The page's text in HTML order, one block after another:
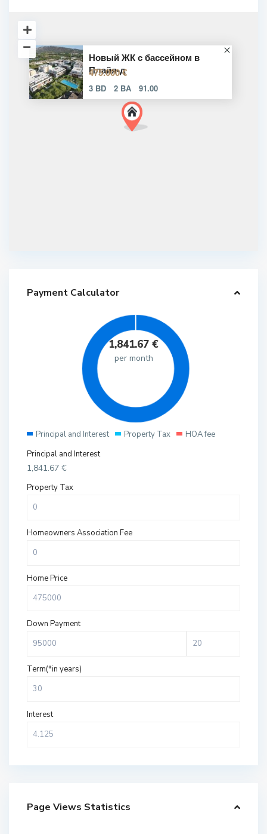
Новый ЖК с бассейном в
Плайя-д
475.000 €
3 BD 2 BA 91.00
Payment Calculator
1,841.67 €
per month
Principal and Interest Property Tax
HOA fee
Principal and Interest
1,841.67 €
Property Tax
Homeowners Association Fee
Home Price
Down Payment
Term(*in years)
Interest
Page Views Statistics